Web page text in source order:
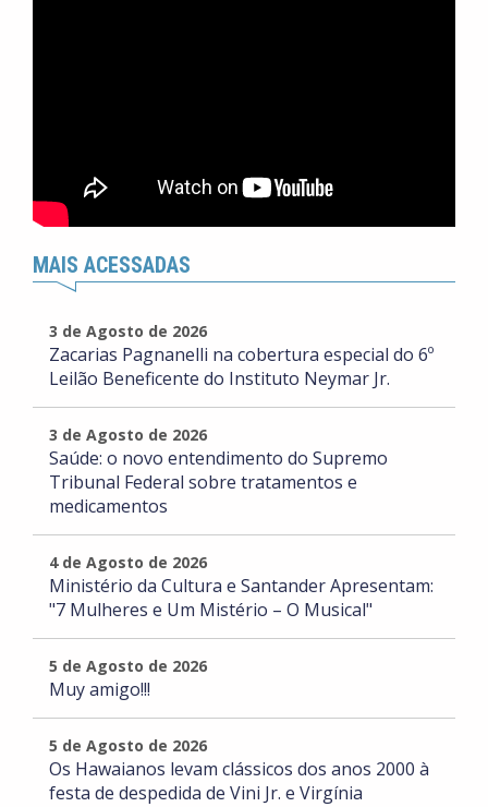
MAIS ACESSADAS
3 de Agosto de 2026
Zacarias Pagnanelli na cobertura especial do 6º
Leilão Beneficente do Instituto Neymar Jr.
3 de Agosto de 2026
Saúde: o novo entendimento do Supremo
Tribunal Federal sobre tratamentos e
medicamentos
4 de Agosto de 2026
Ministério da Cultura e Santander Apresentam:
"7 Mulheres e Um Mistério – O Musical"
5 de Agosto de 2026
Muy amigo!!!
5 de Agosto de 2026
Os Hawaianos levam clássicos dos anos 2000 à
festa de despedida de Vini Jr. e Virgínia